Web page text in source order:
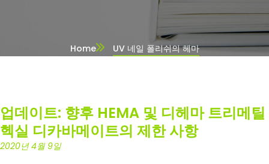
Home UV 네일 폴리쉬의 헤마
업데이트: 향후 HEMA 및 디헤마 트리메틸
헥실 디카바메이트의 제한 사항
2020년 4월 9일